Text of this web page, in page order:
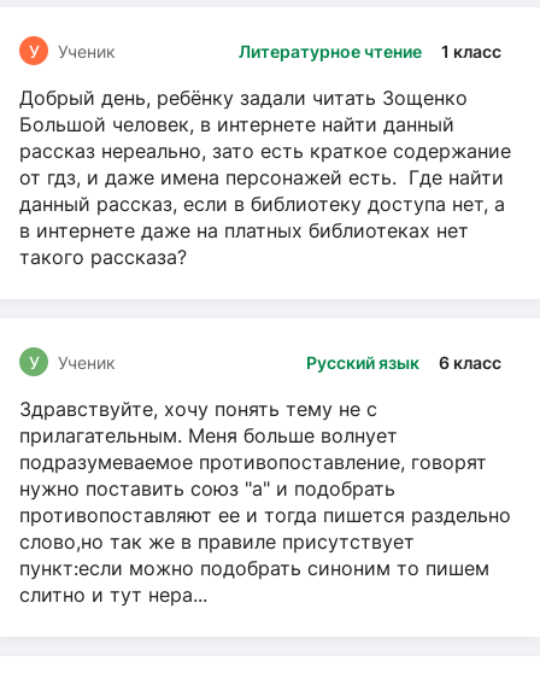
Литературное чтение 1 класс
У Ученик
Добрый день, ребёнку задали читать Зощенко
Большой человек, в интернете найти данный
рассказ нереально, зато есть краткое содержание
от гдз, и даже имена персонажей есть. Где найти
данный рассказ, если в библиотеку доступа нет, а
в интернете даже на платных библиотеках нет
такого рассказа?
Русский язык 6 класс
У Ученик
Здравствуйте, хочу понять тему не с
прилагательным. Меня больше волнует
подразумеваемое противопоставление, говорят
нужно поставить союз "а" и подобрать
противопоставляют ее и тогда пишется раздельно
слово,но так же в правиле присутствует
пункт:если можно подобрать синоним то пишем
слитно и тут нера...